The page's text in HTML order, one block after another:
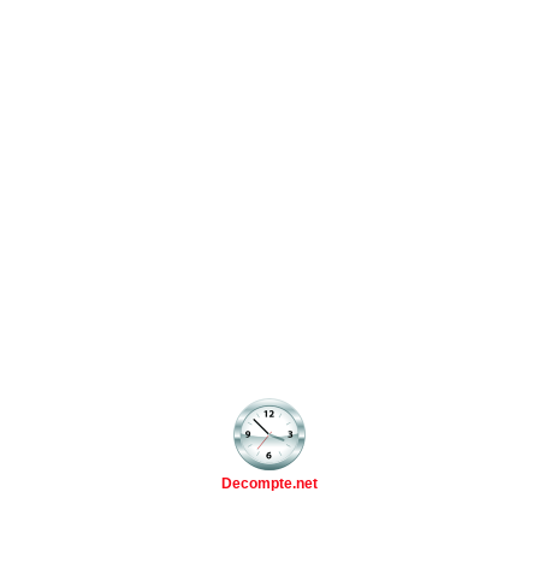
Decompte.net